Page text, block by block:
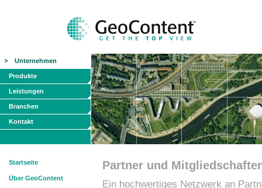
Unternehmen
Produkte
Leistungen
Branchen
Kontakt
Startseite
Über GeoContent
Partner und
Ein hochwertiges Netzwerk an